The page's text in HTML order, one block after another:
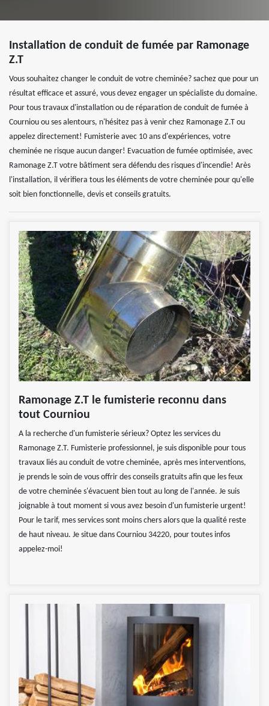
Installation de conduit de fumée par Ramonage
Z.T
Vous souhaitez changer le conduit de votre cheminée? sachez que pour un
résultat efficace et assuré, vous devez engager un spécialiste du domaine.
Pour tous travaux d'installation ou de réparation de conduit de fumée à
Courniou ou ses alentours, n'hésitez pas à venir chez Ramonage Z.T ou
appelez directement! Fumisterie avec 10 ans d'expériences, votre
cheminée ne risque aucun danger! Evacuation de fumée optimisée, avec
Ramonage Z.T votre bâtiment sera défendu des risques d'incendie! Arès
l'installation, il vérifiera tous les éléments de votre cheminée pour qu'elle
soit bien fonctionnelle, devis et conseils gratuits.
Ramonage Z.T le fumisterie reconnu dans
tout Courniou
A la recherche d'un fumisterie sérieux? Optez les services du
Ramonage Z.T. Fumisterie professionnel, je suis disponible pour tous
travaux liés au conduit de votre cheminée, après mes interventions,
je prends le soin de vous offrir des conseils gratuits afin que les feux
de votre cheminée s'évacuent bien tout au long de l'année. Je suis
joignable à tout moment si vous avez besoin d'un fumisterie urgent!
Pour le tarif, mes services sont moins chers alors que la qualité reste
de haut niveau. Je situe dans Courniou 34220, pour toutes infos
appelez-moi!